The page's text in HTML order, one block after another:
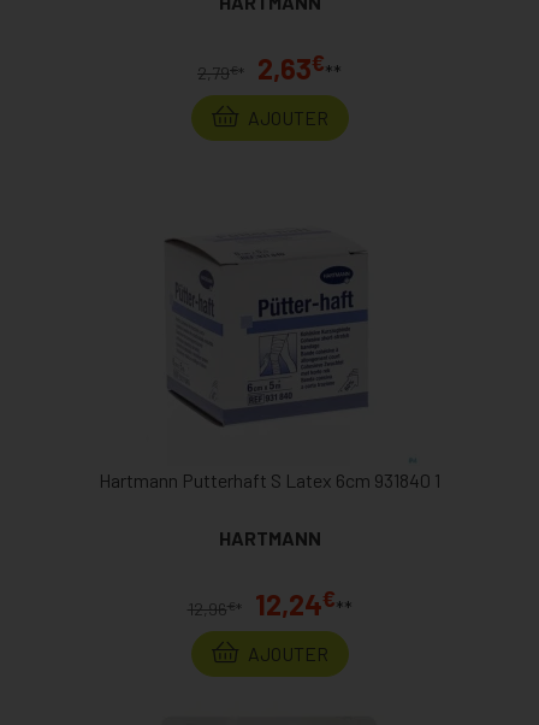
2,79€* 2,63€**
AJOUTER
Hartmann Putterhaft S Latex 6cm 931840 1
HARTMANN
12,96€ * 12,24€**
AJOUTER